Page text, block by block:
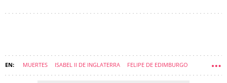
MUERTES ISABEL II DE INGLATERRA FELIPE DE EDIMBURGO